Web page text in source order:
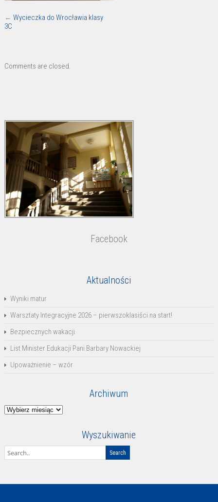
← Wycieczka do Wrocławia klasy
3C
Comments are closed.
Facebook
Aktualności
Wyniki matur
Warsztaty Integracyjne 2026 – pierwszoklasiści na start!
Bezpiecznych wakacji
List Minister Edukacji Pani Barbary Nowackiej
Upoważnienie – wzór
Archiwum
Archiwum
Wyszukiwanie